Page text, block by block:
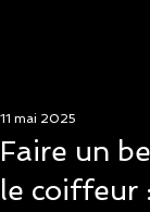
Faire un
le coiffeur
11 mai 2025